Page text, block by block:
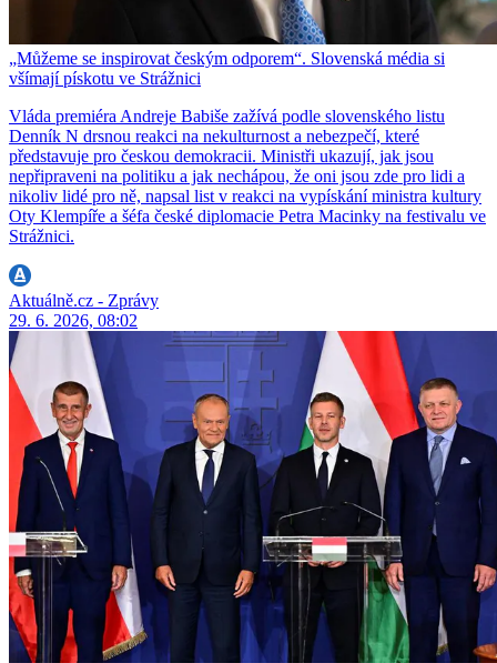
„Můžeme se inspirovat českým odporem“. Slovenská média si
všímají pískotu ve Strážnici
Vláda premiéra Andreje Babiše zažívá podle slovenského listu
Denník N drsnou reakci na nekulturnost a nebezpečí, které
představuje pro českou demokracii. Ministři ukazují, jak jsou
nepřipraveni na politiku a jak nechápou, že oni jsou zde pro lidi a
nikoliv lidé pro ně, napsal list v reakci na vypískání ministra kultury
Oty Klempíře a šéfa české diplomacie Petra Macinky na festivalu ve
Strážnici.
Aktuálně.cz - Zprávy
29. 6. 2026, 08:02